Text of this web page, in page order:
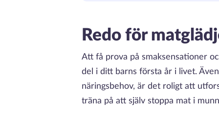
Redo för
Att få prova på smaksensationer
del i ditt barns första år i livet.
näringsbehov, är det roligt att
träna på att själv stoppa mat i